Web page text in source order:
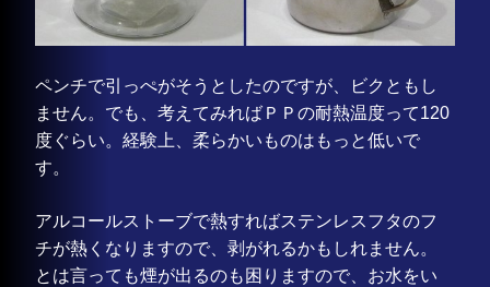
ペンチで引っぺがそうとしたのですが、ビクともし
ません。でも、考えてみればＰＰの耐熱温度って120
度ぐらい。経験上、柔らかいものはもっと低いで
す。
アルコールストーブで熱すればステンレスフタのフ
チが熱くなりますので、剥がれるかもしれません。
とは言っても煙が出るのも困りますので、お水をい